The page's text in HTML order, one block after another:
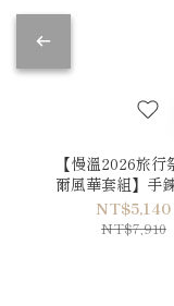
【慢溫2026旅行
爾風華套組】手
環
NT$5,140
NT$7,910